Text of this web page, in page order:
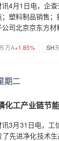
下属子公司暂缓
产能扩充及技术
验获批准，拟
退市风险警示。
讯4月1日电，企
；塑料制品销售
司北京京东方材
方A+1.85% SH
期二
化工产业链节
讯3月31日电，工
了先进净化技术